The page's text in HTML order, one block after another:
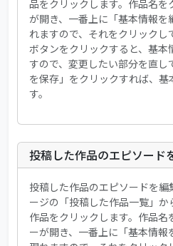
品をクリックします。作品名を
が開き、一番上に「基本情報
れますので、それをクリックし
ボタンをクリックすると、基本
すので、変更したい部分を直し
を保存」をクリックすれば、基
す。
投稿した作品のエピソード
投稿した作品のエピソードを
ージの「投稿した作品一覧」
作品をクリックします。作品名
ーが開き、一番上に「基本情